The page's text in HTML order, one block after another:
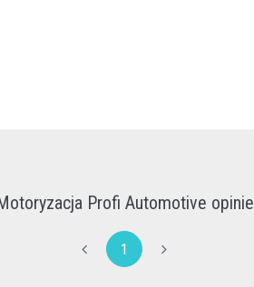
Profi Automotive opinie
1